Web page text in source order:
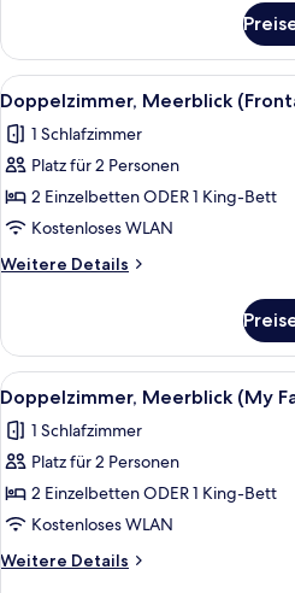
Meerblick
(Pool
View)
Alle
Fotos
für
Doppelzimmer,
Meerblick
(Frontal)
anzeigen
6
Doppelzimmer, Meerblick
1 Schlafzimmer
Platz für 2 Personen
2 Einzelbetten ODER 1 King-Bett
Kostenloses WLAN
Weitere Details
Weitere
Meerblick
(Frontal)
Alle
Fotos
für
Doppelzimmer,
Meerblick
(My
Favorite
Club,
9
Doppelzimmer, Meerblick (My
1 Schlafzimmer
Platz für 2 Personen
2 Einzelbetten ODER 1 King-Bett
Kostenloses WLAN
Weitere Details
Weitere